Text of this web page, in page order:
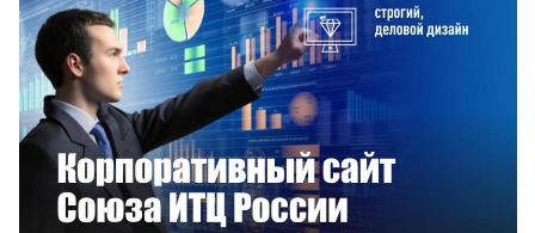
Смотреть проект